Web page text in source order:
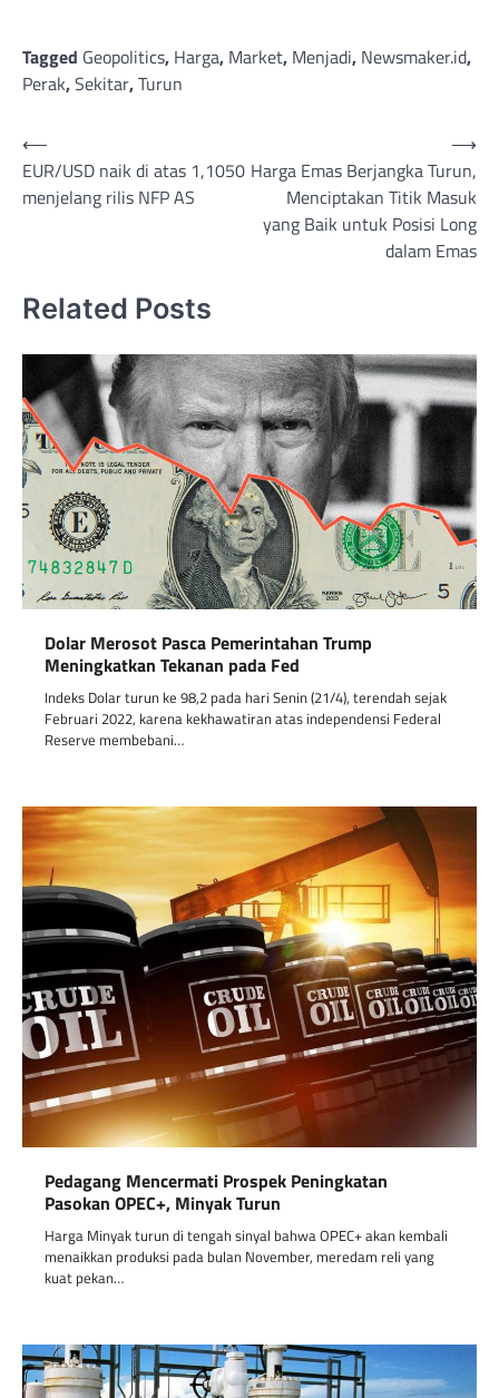
Tagged Geopolitics, Harga, Market, Menjadi, Newsmaker.id,
Perak,Sekitar,Turun
Post
navigation
⟵
EUR/USD naik di atas 1,1050
menjelang rilis NFP AS
Harga Emas Berjangka Turun,
Menciptakan Titik Masuk
yang Baik untuk Posisi Long
dalam Emas
⟶
Related Posts
Dolar Merosot Pasca Pemerintahan Trump
Meningkatkan Tekanan pada Fed
Indeks Dolar turun ke 98,2 pada hari Senin (21/4), terendah sejak
Februari 2022, karena kekhawatiran atas independensi Federal
Reserve membebani…
Pedagang Mencermati Prospek Peningkatan
Pasokan OPEC+, Minyak Turun
Harga Minyak turun di tengah sinyal bahwa OPEC+ akan kembali
menaikkan produksi pada bulan November, meredam reli yang
kuat pekan…